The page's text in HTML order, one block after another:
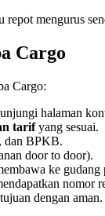
repot mengurus
Cargo
Cargo:
halaman
tarifyang sesuai.
dan BPKB.
door to door).
ke gudang
nomor
dengan aman.